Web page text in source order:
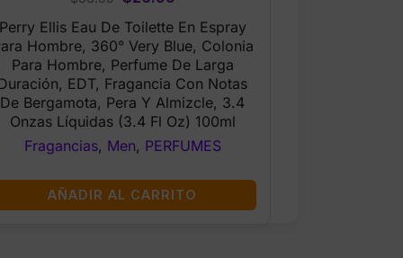
price
was:
$38.99.
price
is:
$26.99.
Ellis Eau De Toilette En Espray
Hombre, 360° Very Blue, Colonia
Para Hombre, Perfume De Larga
EDT, Fragancia Con Notas
De Bergamota, Pera Y Almizcle, 3.4
Onzas Líquidas (3.4 Fl Oz) 100ml
Fragancias, Men, PERFUMES
AÑADIR AL CARRITO